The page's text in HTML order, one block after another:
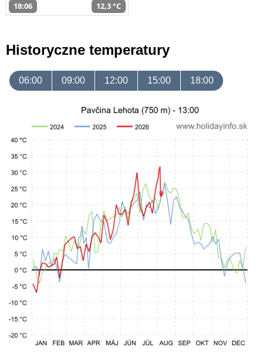
18:06 12,3 °C
Historyczne temperatury
06:00 09:00 12:00 15:00 18:00